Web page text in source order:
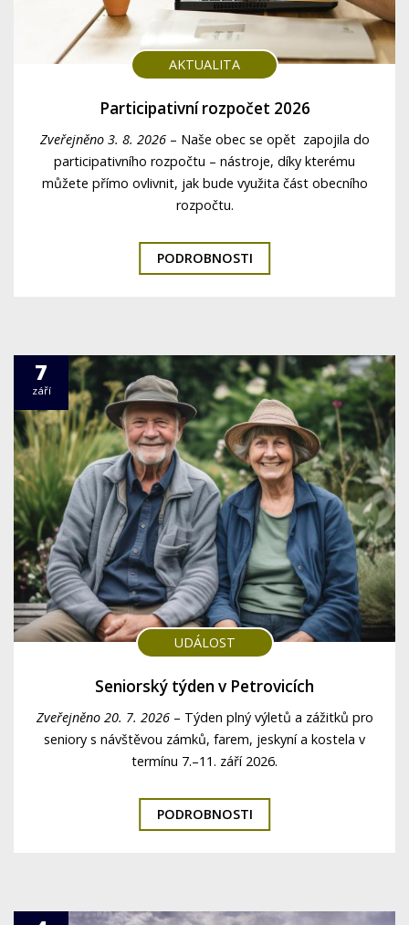
AKTUALITA
Participativní rozpočet 2026
Zveřejněno 3. 8. 2026– Naše obec se opět zapojila do
participativního rozpočtu – nástroje, díky kterému
můžete přímo ovlivnit, jak bude využita část obecního
rozpočtu.
PODROBNOSTI
7
září
UDÁLOST
Seniorský týden v Petrovicích
Zveřejněno 20. 7. 2026– Týden plný výletů a zážitků pro
seniory s návštěvou zámků, farem, jeskyní a kostela v
termínu 7.–11. září 2026.
PODROBNOSTI